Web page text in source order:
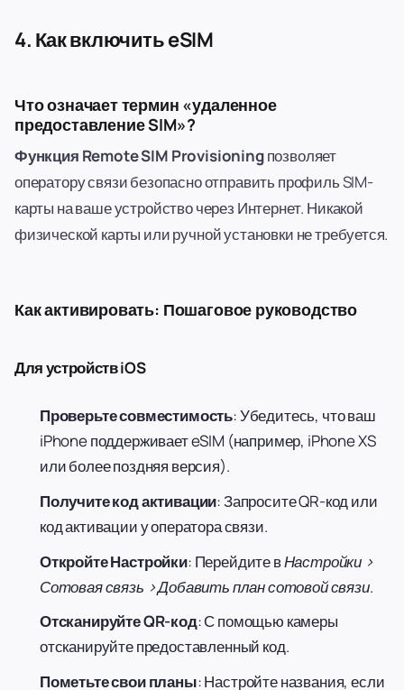
4. Как включить eSIM
Что означает термин «удаленное
предоставление SIM»?
Функция Remote SIM Provisioningпозволяет
оператору связи безопасно отправить профиль SIM-
карты на ваше устройство через Интернет. Никакой
физической карты или ручной установки не требуется.
Как активировать: Пошаговое руководство
Для устройств iOS
Проверьте совместимость: Убедитесь, что ваш
iPhone поддерживает eSIM (например, iPhone XS
или более поздняя версия).
Получите код активации: Запросите QR-код или
код активации у оператора связи.
Откройте Настройки: Перейдите вНастройки >
Сотовая связь > Добавить план сотовой связи.
Отсканируйте QR-код: С помощью камеры
отсканируйте предоставленный код.
Пометьте свои планы: Настройте названия, если